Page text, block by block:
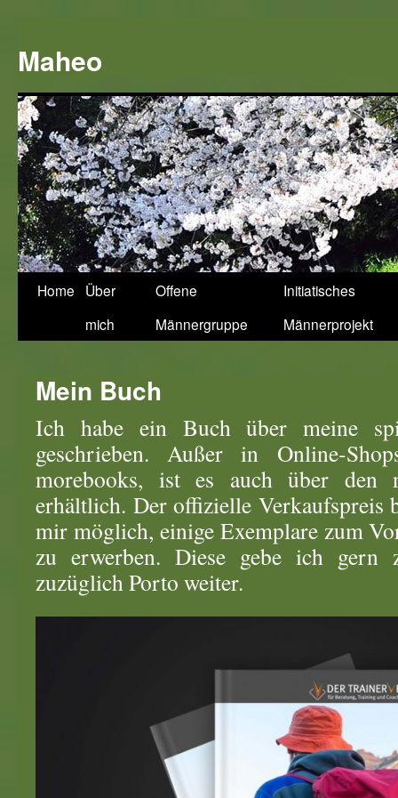
springen
Maheo
Home
Über
mich
Offene
Männergruppe
Initiatisches
Männerprojekt
Mein Buch
Ich habe ein Buch über meine
geschrieben. Außer in Online-
morebooks, ist es auch über den
erhältlich. Der offizielle Verkaufspreis
mir möglich, einige Exemplare zum
zu erwerben. Diese gebe ich gern
zuzüglich Porto weiter.